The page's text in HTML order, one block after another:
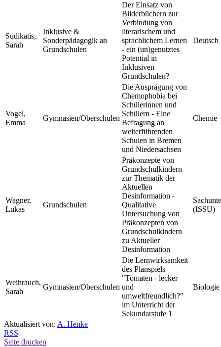
Sudikatis,
Sarah
Inklusive &
Sonderpädagogik an
Grundschulen
Der Einsatz von
Bilderbüchern zur
Verbindung von
literarischem und
sprachlichem Lernen
- ein (un)genutztes
Potential in
Inklusiven
Grundschulen?
Deutsch
Vogel,
Emma
Gymnasien/Oberschulen
Die Ausprägung von
Chemophobia bei
Schülerinnen und
Schülern - Eine
Befragung an
weiterführenden
Schulen in Bremen
und Niedersachsen
Chemie
Wagner,
Lukas
Grundschulen
Präkonzepte von
Grundschulkindern
zur Thematik der
Aktuellen
Desinformation -
Qualitative
Untersuchung von
Präkonzepten von
Grundschulkindern
zu Aktueller
Desinformation
(ISSU)
Weihrauch,
Sarah
Gymnasien/Oberschulen
Die Lernwirksamkeit
des Planspiels
"Tomaten - lecker
und
umweltfreundlich?"
im Unterricht der
Sekundarstufe 1
Biologie
Aktualisiert von: A. Henke
RSS
Seite drucken